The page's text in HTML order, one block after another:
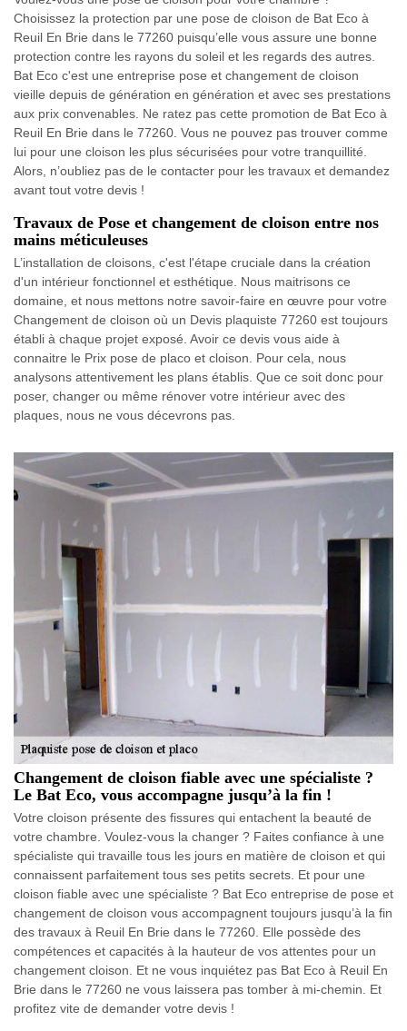
Choisissez la protection par une pose de cloison de Bat Eco à
Reuil En Brie dans le 77260 puisqu’elle vous assure une bonne
protection contre les rayons du soleil et les regards des autres.
Bat Eco c'est une entreprise pose et changement de cloison
vieille depuis de génération en génération et avec ses prestations
aux prix convenables. Ne ratez pas cette promotion de Bat Eco à
Reuil En Brie dans le 77260. Vous ne pouvez pas trouver comme
lui pour une cloison les plus sécurisées pour votre tranquillité.
Alors, n’oubliez pas de le contacter pour les travaux et demandez
avant tout votre devis !
Travaux de Pose et changement de cloison entre nos
mains méticuleuses
L’installation de cloisons, c'est l'étape cruciale dans la création
d'un intérieur fonctionnel et esthétique. Nous maitrisons ce
domaine, et nous mettons notre savoir-faire en œuvre pour votre
Changement de cloison où un Devis plaquiste 77260 est toujours
établi à chaque projet exposé. Avoir ce devis vous aide à
connaitre le Prix pose de placo et cloison. Pour cela, nous
analysons attentivement les plans établis. Que ce soit donc pour
poser, changer ou même rénover votre intérieur avec des
plaques, nous ne vous décevrons pas.
Changement de cloison fiable avec une spécialiste ?
Le Bat Eco, vous accompagne jusqu’à la fin !
Votre cloison présente des fissures qui entachent la beauté de
votre chambre. Voulez-vous la changer ? Faites confiance à une
spécialiste qui travaille tous les jours en matière de cloison et qui
connaissent parfaitement tous ses petits secrets. Et pour une
cloison fiable avec une spécialiste ? Bat Eco entreprise de pose et
changement de cloison vous accompagnent toujours jusqu’à la fin
des travaux à Reuil En Brie dans le 77260. Elle possède des
compétences et capacités à la hauteur de vos attentes pour un
changement cloison. Et ne vous inquiétez pas Bat Eco à Reuil En
Brie dans le 77260 ne vous laissera pas tomber à mi-chemin. Et
profitez vite de demander votre devis !